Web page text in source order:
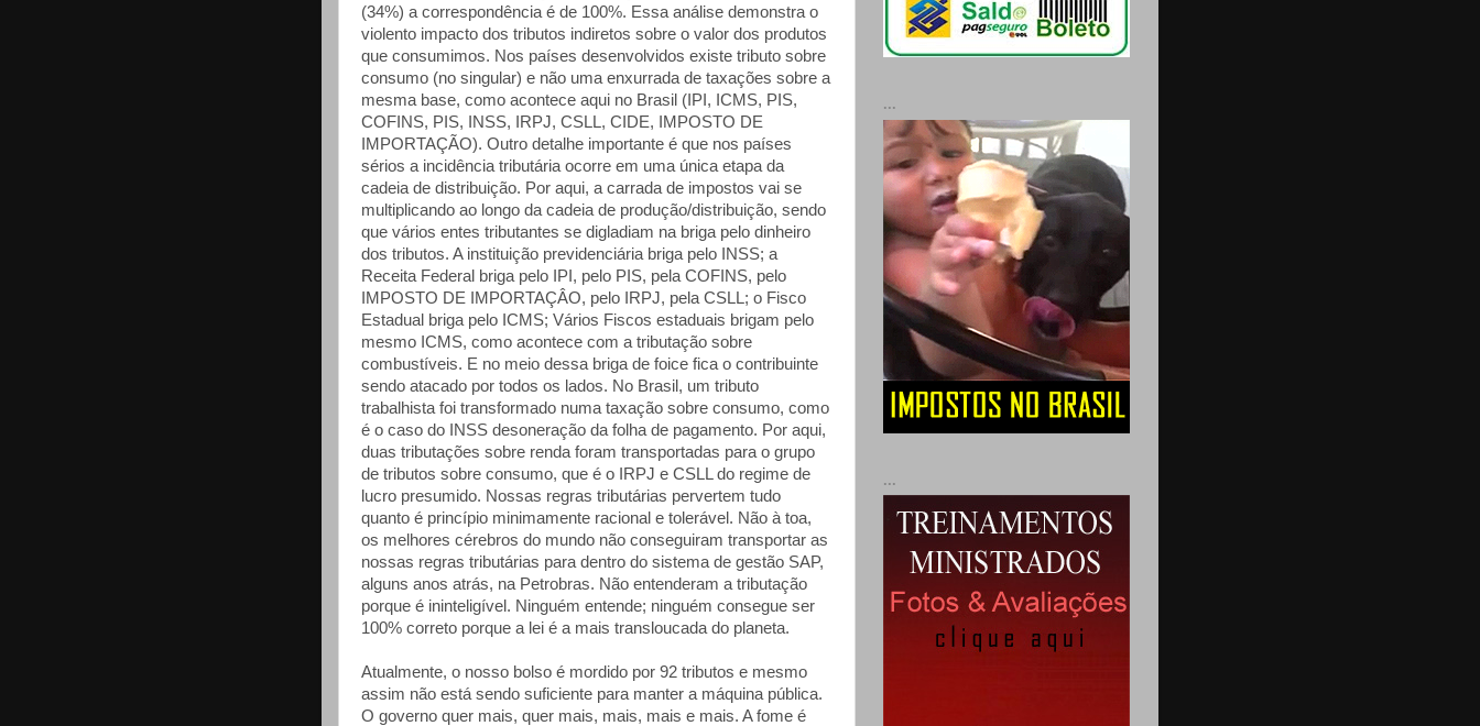
(34%) a correspondência é de 100%. Essa análise demonstra o
violento impacto dos tributos indiretos sobre o valor dos produtos
que consumimos. Nos países desenvolvidos existe tributo sobre
consumo (no singular) e não uma enxurrada de taxações sobre a
mesma base, como acontece aqui no Brasil (IPI, ICMS, PIS,
COFINS, PIS, INSS, IRPJ, CSLL, CIDE, IMPOSTO DE
IMPORTAÇÃO). Outro detalhe importante é que nos países
sérios a incidência tributária ocorre em uma única etapa da
cadeia de distribuição. Por aqui, a carrada de impostos vai se
multiplicando ao longo da cadeia de produção/distribuição, sendo
que vários entes tributantes se digladiam na briga pelo dinheiro
dos tributos. A instituição previdenciária briga pelo INSS; a
Receita Federal briga pelo IPI, pelo PIS, pela COFINS, pelo
IMPOSTO DE IMPORTAÇÂO, pelo IRPJ, pela CSLL; o Fisco
Estadual briga pelo ICMS; Vários Fiscos estaduais brigam pelo
mesmo ICMS, como acontece com a tributação sobre
combustíveis. E no meio dessa briga de foice fica o contribuinte
sendo atacado por todos os lados. No Brasil, um tributo
trabalhista foi transformado numa taxação sobre consumo, como
é o caso do INSS desoneração da folha de pagamento. Por aqui,
duas tributações sobre renda foram transportadas para o grupo
de tributos sobre consumo, que é o IRPJ e CSLL do regime de
lucro presumido. Nossas regras tributárias pervertem tudo
quanto é princípio minimamente racional e tolerável. Não à toa,
os melhores cérebros do mundo não conseguiram transportar as
nossas regras tributárias para dentro do sistema de gestão SAP,
alguns anos atrás, na Petrobras. Não entenderam a tributação
porque é ininteligível. Ninguém entende; ninguém consegue ser
100% correto porque a lei é a mais transloucada do planeta.
Atualmente, o nosso bolso é mordido por 92 tributos e mesmo
assim não está sendo suficiente para manter a máquina pública.
O governo quer mais, quer mais, mais, mais e mais. A fome é
...
...